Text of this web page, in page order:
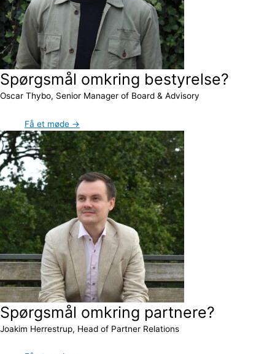
Spørgsmål omkring bestyrelse?
Oscar Thybo, Senior Manager of Board & Advisory
Få et møde →
Spørgsmål omkring partnere?
Joakim Herrestrup, Head of Partner Relations